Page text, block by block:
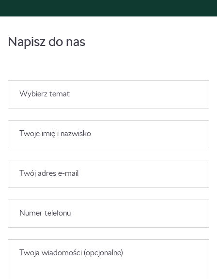
Napisz do nas
Wybierz temat
Twoje imię i nazwisko
Twój adres e-mail
Numer telefonu
Twoja wiadomości (opcjonalne)